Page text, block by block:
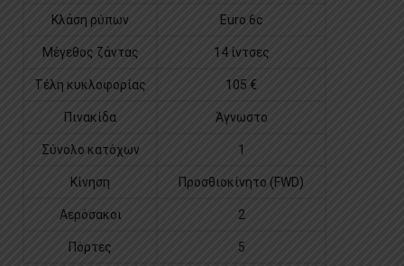
Κλάση ρύπων Euro 6c
Μέγεθος ζάντας 14 ίντσες
Τέλη κυκλοφορίας 105 €
Πινακίδα Άγνωστο
Σύνολο κατόχων 1
Κίνηση Προσθιοκίνητο (FWD)
Αερόσακοι 2
Πόρτες 5